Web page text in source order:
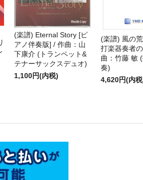
(楽譜) Eternal Story [ピ
アノ伴奏版] / 作曲：山
下康介 (トランペット&
テナーサックスデュオ)
1,100円(内税)
(楽譜) 風の
打楽器奏者
曲：竹藤 敏
奏)
4,620円(内